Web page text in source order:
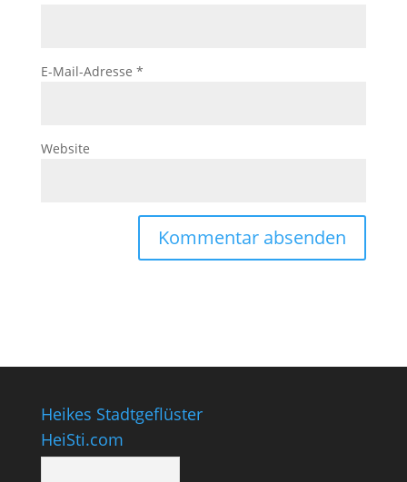
E-Mail-Adresse *
Website
Heikes Stadtgeflüster
HeiSti.com